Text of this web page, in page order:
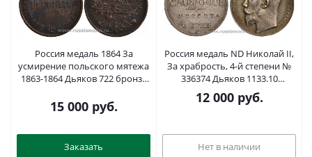
Россия медаль 1864 За
усмирение польского мятежа
1863-1864 Дьяков 722 бронза
15 000руб.
Заказать
Россия медаль ND Николай II,
За храбрость, 4-й степени №
336374 Дьяков 1133.10
серебро 00-000-00
12 000руб.
Нет в наличии